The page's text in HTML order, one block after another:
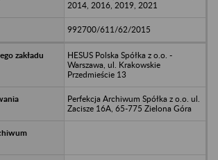
2014, 2016, 2019, 2021
992700/611/62/2015
HESUS Polska Spółka z o.o. -
Warszawa, ul. Krakowskie
Przedmieście 13
Perfekcja Archiwum Spółka z o.o. ul.
Zacisze 16A, 65-775 Zielona Góra